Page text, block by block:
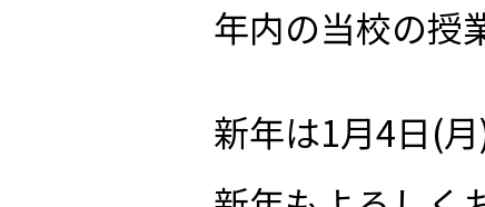
年内の当校の授
新年は1月4日(月